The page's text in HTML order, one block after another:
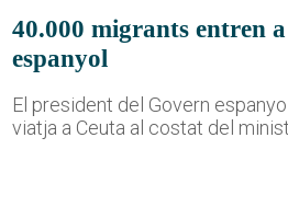
40.000 migrants entren
espanyol
El president del Govern
viatja a Ceuta al costat del